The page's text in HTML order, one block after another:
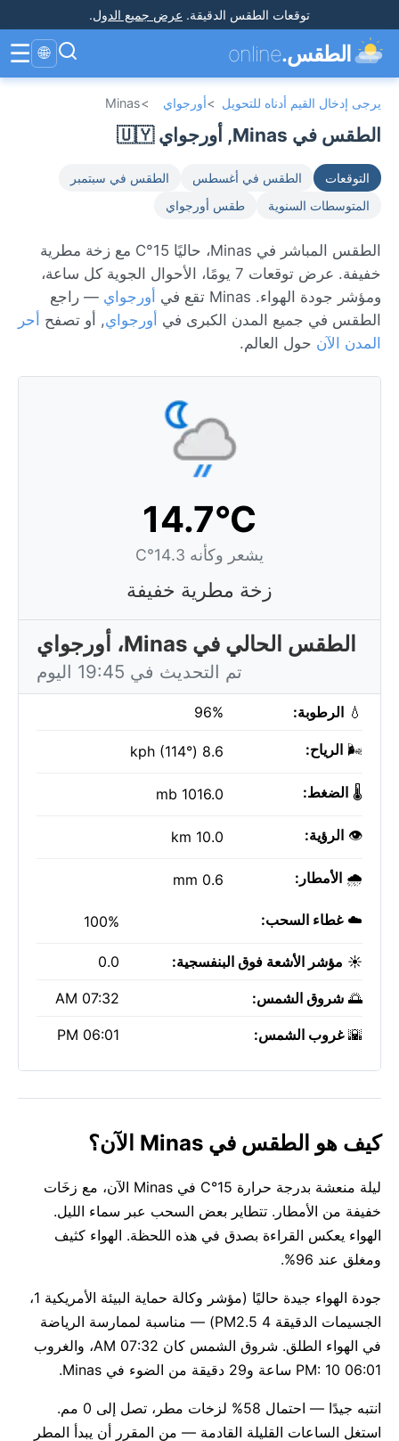
توقعات الطقس الدقيقة. عرض جميع الدول.
الطقس.online
🌐
☰
يرجى إدخال القيم أدناه للتحويل >أورجواي >
Minas
الطقس في Minas, أورجواي 🇺🇾
التوقعات الطقس في أغسطس
الطقس في سبتمبر
المتوسطات السنوية
طقس أورجواي
الطقس المباشر في Minas، حاليًا 15°C مع زخة مطرية
خفيفة. عرض توقعات 7 يومًا، الأحوال الجوية كل ساعة،
ومؤشر جودة الهواء. Minas تقع في
أورجواي — راجع
الطقس في جميع المدن الكبرى في أورجواي, أو تصفح أحر
المدن الآن حول العالم.
14.7°C
يشعر وكأنه 14.3°C
زخة مطرية خفيفة
الطقس الحالي في Minas، أورجواي
تم التحديث في 19:45 اليوم
💧 الرطوبة: 96%
🌬️ الرياح: 8.6 kph (114°)
🌡️ الضغط: 1016.0 mb
👁️ الرؤية: 10.0 km
🌧️ الأمطار: 0.6 mm
☁️غطاء السحب: 100%
☀️ مؤشر الأشعة فوق البنفسجية: 0.0
🌅 شروق الشمس: 07:32 AM
🌇غروب الشمس: 06:01 PM
كيف هو الطقس في Minas الآن؟
ليلة منعشة بدرجة حرارة 15°C في Minas الآن، مع زخَات
خفيفة من الأمطار. تتطاير بعض السحب عبر سماء الليل.
الهواء يعكس القراءة بصدق في هذه اللحظة. الهواء كثيف
ومغلق عند 96%.
جودة الهواء جيدة حاليًا (مؤشر وكالة حماية البيئة الأمريكية 1،
الجسيمات الدقيقة PM2.5 4) — مناسبة لممارسة الرياضة
في الهواء الطلق. شروق الشمس كان 07:32 AM، والغروب
06:01 PM: 10 ساعة و29 دقيقة من الضوء في Minas.
انتبه جيدًا — احتمال 58% لزخات مطر، تصل إلى 0 مم.
استغل الساعات القليلة القادمة — من المقرر أن يبدأ المطر